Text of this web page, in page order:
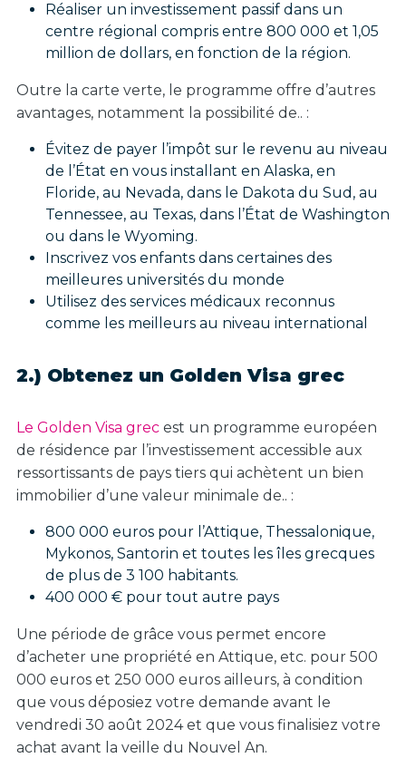
Réaliser un investissement passif dans un
centre régional compris entre 800 000 et 1,05
million de dollars, en fonction de la région.
Outre la carte verte, le programme offre d’autres
avantages, notamment la possibilité de.. :
Évitez de payer l’impôt sur le revenu au niveau
de l’État en vous installant en Alaska, en
Floride, au Nevada, dans le Dakota du Sud, au
Tennessee, au Texas, dans l’État de Washington
ou dans le Wyoming.
Inscrivez vos enfants dans certaines des
meilleures universités du monde
Utilisez des services médicaux reconnus
comme les meilleurs au niveau international
2.) Obtenez un Golden Visa grec
Le Golden Visa grec est un programme européen
de résidence par l’investissement accessible aux
ressortissants de pays tiers qui achètent un bien
immobilier d’une valeur minimale de.. :
800 000 euros pour l’Attique, Thessalonique,
Mykonos, Santorin et toutes les îles grecques
de plus de 3 100 habitants.
400 000 € pour tout autre pays
Une période de grâce vous permet encore
d’acheter une propriété en Attique, etc. pour 500
000 euros et 250 000 euros ailleurs, à condition
que vous déposiez votre demande avant le
vendredi 30 août 2024 et que vous finalisiez votre
achat avant la veille du Nouvel An.